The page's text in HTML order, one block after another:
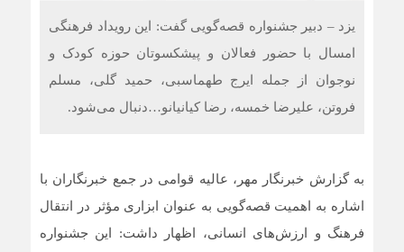
یزد – دبیر جشنواره قصه‌گویی گفت: این رویداد فرهنگی
امسال با حضور فعالان و پیشکسوتان حوزه کودک و
نوجوان از جمله ایرج طهماسبی، حمید گلی، مسلم
فروتن، علیرضا خمسه، رضا کیانیانو…دنبال می‌شود.
به گزارش خبرنگار مهر، عالیه قوامی در جمع خبرنگاران با
اشاره به اهمیت قصه‌گویی به عنوان ابزاری مؤثر در انتقال
فرهنگ و ارزش‌های انسانی، اظهار داشت: این جشنواره